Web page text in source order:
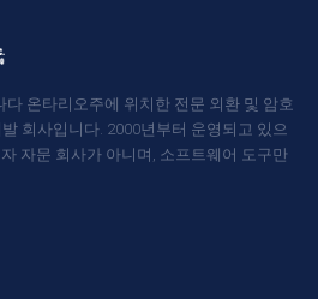
다 온타리오주에 위치한 전문 외환 및 암호
회사입니다. 2000년부터 운영되고 있으
자문 회사가 아니며, 소프트웨어 도구만